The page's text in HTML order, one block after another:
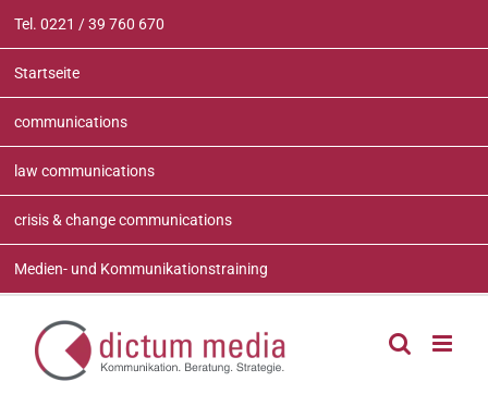
Inhalt
springen
Tel. 0221 / 39 760 670
Startseite
communications
law communications
crisis & change communications
Medien- und Kommunikationstraining